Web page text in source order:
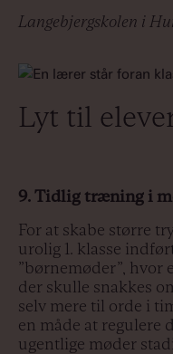
Langebjergskolen i
Lyt til
9. Tidlig træning i
For at skabe større
urolig 1. klasse
”børnemøder”, hvor
der skulle snakkes
selv mere til orde i
en måde at regulere
ugentlige møder